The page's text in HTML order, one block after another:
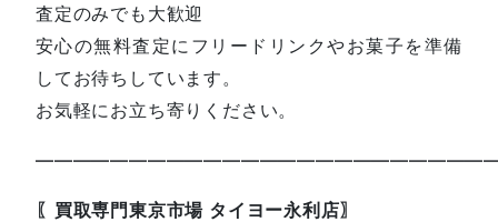
査定のみでも大歓迎
安心の無料査定にフリードリンクやお菓子を準備
してお待ちしています。
お気軽にお立ち寄りください。
〖買取専門東京市場 タイヨー永利店〗